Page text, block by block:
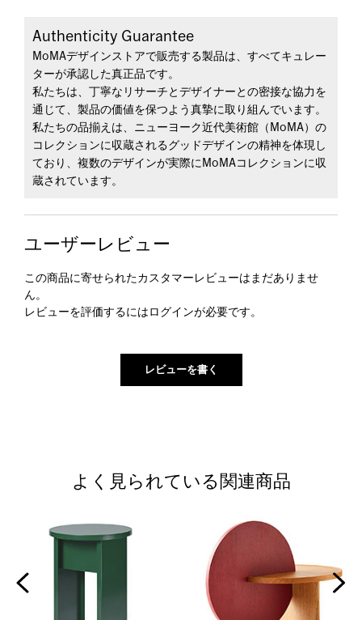
Authenticity Guarantee
MoMAデザインストアで販売する製品は、すべてキュレー
ターが承認した真正品です。
私たちは、丁寧なリサーチとデザイナーとの密接な協力を
通じて、製品の価値を保つよう真摯に取り組んでいます。
私たちの品揃えは、ニューヨーク近代美術館（MoMA）の
コレクションに収蔵されるグッドデザインの精神を体現し
ており、複数のデザインが実際にMoMAコレクションに収
蔵されています。
ユーザーレビュー
この商品に寄せられたカスタマーレビューはまだありませ
ん。
レビューを評価するには ログインが必要です。
よく見られている関連商品